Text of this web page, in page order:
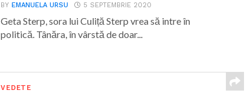
BY EMANUELA URSU 5 SEPTEMBRIE 2020
Geta Sterp, sora lui Culiță Sterp vrea să intre în
politică. Tânăra, în vârstă de doar...
VEDETE